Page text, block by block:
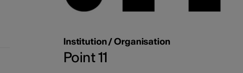
Institution / Organisation
Point 11